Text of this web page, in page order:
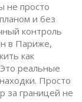
не просто
и без
контроль
в Париже,
как
реальные
Просто
за границей не